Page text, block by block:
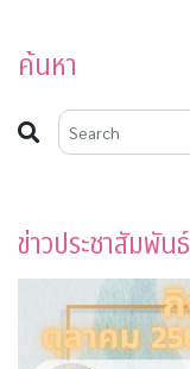
ค้นหา
ข่าวประชาสัมพันธ์